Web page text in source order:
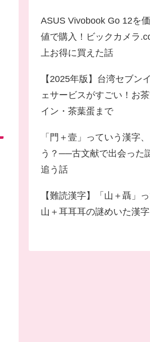
ASUS Vivobook Go 12を
値で購入！ビックカメラ
上お得に買えた話
【2025年版】台湾セブン
ェサービスがすごい！お
イン・茶葉蛋まで
「門＋壹」っていう漢字
う？──古文献で出会った
追う話
【難読漢字】「山＋聶」
山＋耳耳耳の謎めいた漢字